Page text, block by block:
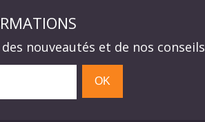
nouveautés et de nos conseils
OK